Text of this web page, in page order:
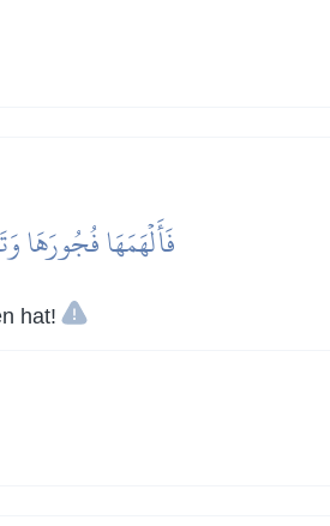
فَأَلۡهَمَهَا فُجُورَهَا
hat!